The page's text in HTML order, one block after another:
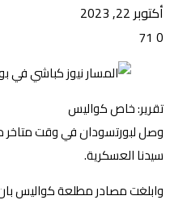
أكتوبر 22, 2023
0
تقرير: خاص كواليس
وصل لبورتسودان في وقت متاخر
سيدنا العسكرية.
وابلغت مصادر مطلعة كواليس بان